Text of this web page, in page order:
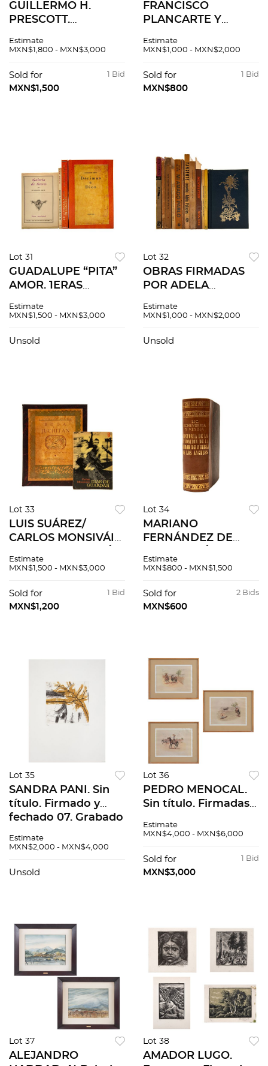
GUILLERMO H.
PRESCOTT.
REINADO DE LOS
D. FERNANDO Y DA.
ISABEL MADRID,
Estimate
MXN$1,800 - MXN$3,000
1 Bid
Sold for
MXN$1,500
FRANCISCO
PLANCARTE Y
PREHISTORIA DE
D. F., 1923. Obra
póstuma
Estimate
MXN$1,000 - MXN$2,000
1 Bid
Sold for
MXN$800
Lot 31
GUADALUPE “PITA”
AMOR. 1ERAS
DÉCIMAS A DIOS
/GALERÍA DE
Estimate
MXN$1,500 - MXN$3,000
Unsold
Lot 32
OBRAS FIRMADAS
POR ADELA
Estimate
MXN$1,000 - MXN$2,000
Unsold
Lot 33
LUIS SUÁREZ/
CARLOS MONSIVÁIS.
/ DÍAS DE GUARDAR.
Firmados y dediados
por los autores.
Estimate
MXN$1,500 - MXN$3,000
1 Bid
Sold for
MXN$1,200
Lot 34
MARIANO
FERNÁNDEZ DE
HISTORIA DE LA
CIUDAD DE PUEBLA
DE LOS ÁNGELES.
Estimate
MXN$800 - MXN$1,500
2 Bids
Sold for
MXN$600
Lot 35
SANDRA PANI. Sin
título. Firmado y
fechado 07. Grabado
aguatinta 4 / 200.
imagen / 35 x 26 cm
Estimate
MXN$2,000 - MXN$4,000
Unsold
Lot 36
PEDRO MENOCAL.
Sin título. Firmadas y
Litografías offset.
totales cu. Pzas: 7
Estimate
MXN$4,000 - MXN$6,000
1 Bid
Sold for
MXN$3,000
Lot 37
ALEJANDRO
Lot 38
AMADOR LUGO.